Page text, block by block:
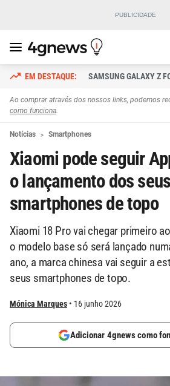
SAMSUNG GALAXY Z
Ao comprar através dos nossos links, podemos
como funciona.
Notícias Smartphones
Xiaomi pode seguir
o lançamento dos seus
smartphones de topo
Xiaomi 18 Pro vai chegar primeiro
o modelo base só será lançado
ano, a marca chinesa vai seguir a
seus smartphones de topo.
Mónica Marques 16 junho 2026
Adicionar 4gnews como